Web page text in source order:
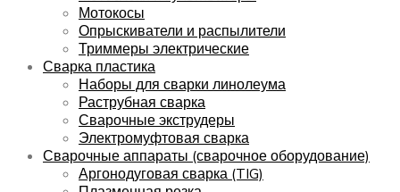
Мотокосы
Опрыскиватели и распылители
Триммеры электрические
Сварка пластика
Наборы для сварки линолеума
Раструбная сварка
Сварочные экструдеры
Электромуфтовая сварка
Сварочные аппараты (сварочное оборудование)
Аргонодуговая сварка (TIG)